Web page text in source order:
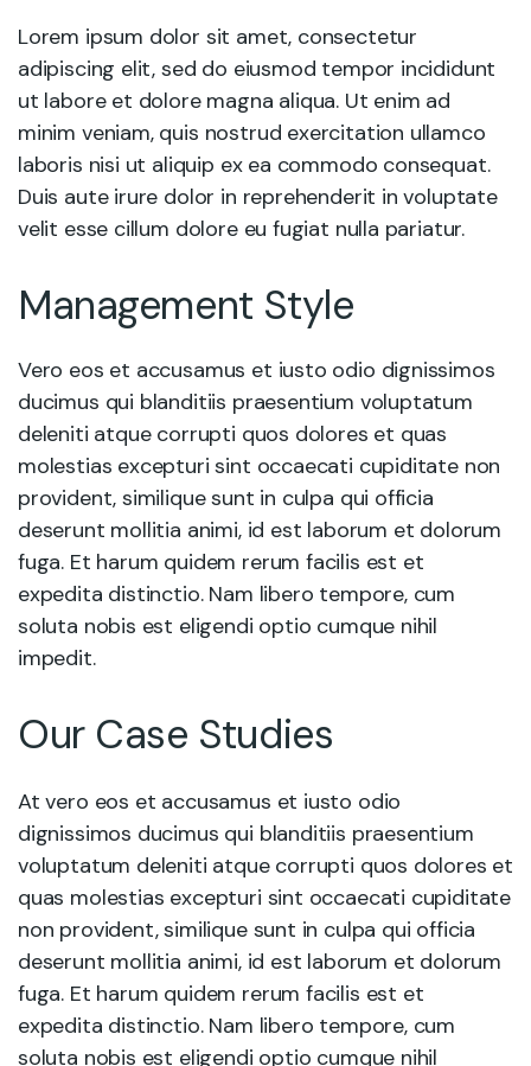
Lorem ipsum dolor sit amet, consectetur
adipiscing elit, sed do eiusmod tempor incididunt
ut labore et dolore magna aliqua. Ut enim ad
minim veniam, quis nostrud exercitation ullamco
laboris nisi ut aliquip ex ea commodo consequat.
Duis aute irure dolor in reprehenderit in voluptate
velit esse cillum dolore eu fugiat nulla pariatur.
Management Style
Vero eos et accusamus et iusto odio dignissimos
ducimus qui blanditiis praesentium voluptatum
deleniti atque corrupti quos dolores et quas
molestias excepturi sint occaecati cupiditate non
provident, similique sunt in culpa qui officia
deserunt mollitia animi, id est laborum et dolorum
fuga. Et harum quidem rerum facilis est et
expedita distinctio. Nam libero tempore, cum
soluta nobis est eligendi optio cumque nihil
impedit.
Our Case Studies
At vero eos et accusamus et iusto odio
dignissimos ducimus qui blanditiis praesentium
voluptatum deleniti atque corrupti quos dolores et
quas molestias excepturi sint occaecati cupiditate
non provident, similique sunt in culpa qui officia
deserunt mollitia animi, id est laborum et dolorum
fuga. Et harum quidem rerum facilis est et
expedita distinctio. Nam libero tempore, cum
soluta nobis est eligendi optio cumque nihil